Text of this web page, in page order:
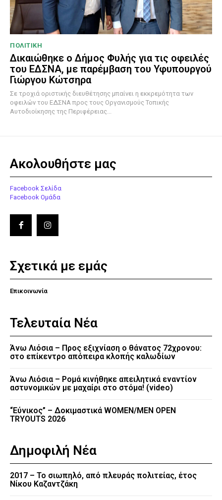
ΠΟΛΙΤΙΚΗ
Δικαιώθηκε ο Δήμος Φυλής για τις οφειλές
του ΕΔΣΝΑ, με παρέμβαση του Υφυπουργού
Γιώργου Κώτσηρα
Σε τροχιά οριστικής διευθέτησης μπαίνει η εκκρεμότητα των
οφειλών του ΕΔΣΝΑ προς τους Οργανισμούς Τοπικής
Αυτοδιοίκησης της Περιφέρειας...
Ακολουθήστε μας
Facebook Σελίδα
Facebook Ομάδα
Σχετικά με εμάς
Επικοινωνία
Τελευταία Νέα
Άνω Λιόσια – Προς εξιχνίαση ο θάνατος 72χρονου:
στο επίκεντρο απόπειρα κλοπής καλωδίων
Άνω Λιόσια – Ρομά κινήθηκε απειλητικά εναντίον
αστυνομικών με μαχαίρι στο στόμα! (video)
“Εύνικος” – Δοκιμαστικά WOMEN/MEN OPEN
TRYOUTS 2026
Δημοφιλή Νέα
2017 – Το σιωπηλό, από πλευράς πολιτείας, έτος
Νίκου Καζαντζάκη